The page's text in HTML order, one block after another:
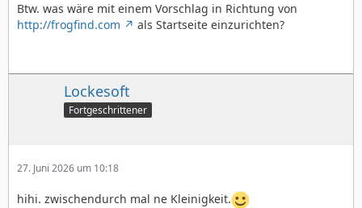
Btw. was wäre mit einem Vorschlag in Richtung von
http://frogfind.com
als Startseite einzurichten?
Lockesoft
Fortgeschrittener
27. Juni 2026 um 10:18
hihi. zwischendurch mal ne Kleinigkeit.